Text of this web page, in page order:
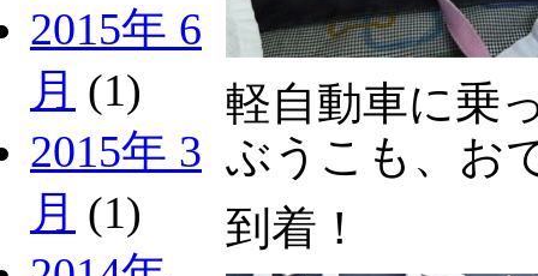
2015年 6
月 (1)
2015年 3
月 (1)
軽自動車に乗
ぶうこも、お
到着！